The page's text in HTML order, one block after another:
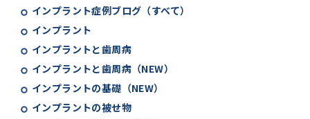
インプラント症例ブログ（すべて）
インプラント
インプラントと歯周病
インプラントと歯周病（NEW）
インプラントの基礎（NEW）
インプラントの被せ物